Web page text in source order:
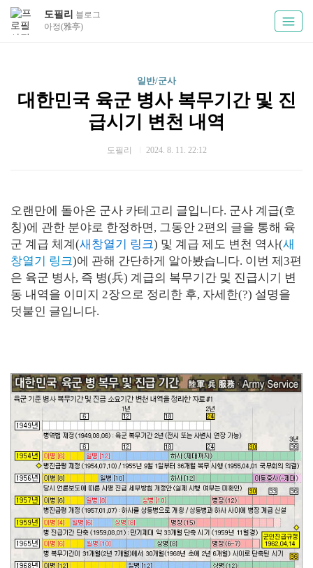
도필리 블로그
아정(雅亭)
일반/군사
대한민국 육군 병사 복무기간 및 진
급시기 변천 내역
도필리 2024. 8. 11. 22:12
오랜만에 돌아온 군사 카테고리 글입니다. 군사 계급(호
칭)에 관한 분야로 한정하면, 그동안 2편의 글을 통해 육
군 계급 체계(새창열기 링크) 및 계급 제도 변천 역사(새
창열기 링크)에 관해 간단하게 알아봤습니다. 이번 제3편
은 육군 병사, 즉 병(兵) 계급의 복무기간 및 진급시기 변
동 내역을 이미지 2장으로 정리한 후, 자세한(?) 설명을
덧붙인 글입니다.